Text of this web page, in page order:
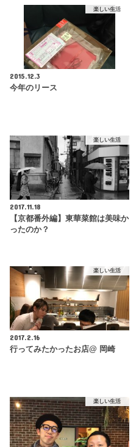
楽しい生活
2015.12.3
今年のリース
楽しい生活
2017.11.18
【京都番外編】東華菜館は美味か
ったのか？
楽しい生活
2017.2.16
行ってみたかったお店@ 岡崎
楽しい生活